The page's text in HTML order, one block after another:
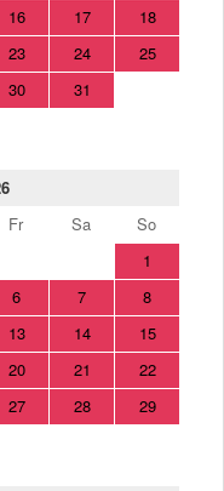
16 17
18
23 24
25
30 31
Fr Sa
So
1
6 7
8
13 14
15
20 21
22
27 28
29